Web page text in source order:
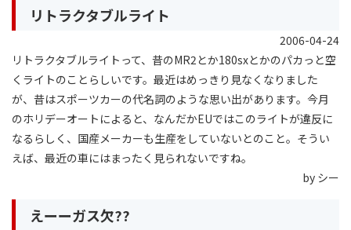
リトラクタブルライト
2006-04-24
リトラクタブルライトって、昔のMR2とか180sxとかのパカっと空
くライトのことらしいです。最近はめっきり見なくなりました
が、昔はスポーツカーの代名詞のような思い出があります。今月
のホリデーオートによると、なんだかEUではこのライトが違反に
なるらしく、国産メーカーも生産をしていないとのこと。そうい
えば、最近の車にはまったく見られないですね。
by シー
えーーガス欠??